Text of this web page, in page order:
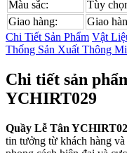
Màu sắc:
Tùy
Giao hàng:
Giao
Chi Tiết Sản Phẩm Vật
Thống Sản Xuất Thông
Chi tiết sản
YCHIRT029
Quầy Lễ Tân
tin tưởng từ khách hàng